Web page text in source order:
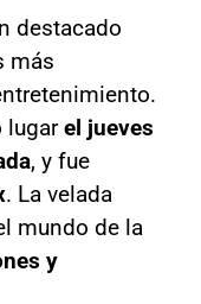
destacado
más
lugarel jueves
, y fue
. La velada
mundo de la
y